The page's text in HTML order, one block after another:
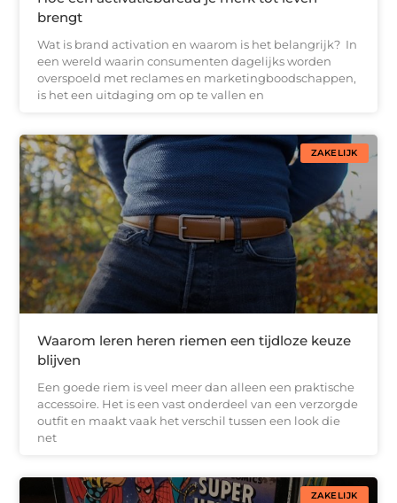
brengt
Wat is brand activation en waarom is het belangrijk? In
een wereld waarin consumenten dagelijks worden
overspoeld met reclames en marketingboodschappen,
is het een uitdaging om op te vallen en
ZAKELIJK
Waarom leren heren riemen een tijdloze keuze
blijven
Een goede riem is veel meer dan alleen een praktische
accessoire. Het is een vast onderdeel van een verzorgde
outfit en maakt vaak het verschil tussen een look die
net
ZAKELIJK